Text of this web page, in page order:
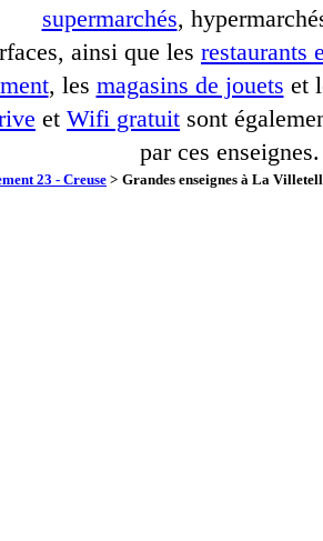
supermarchés,
ainsi que les restaurants
, les magasins de jouets et
et Wifi gratuit sont
par ces enseignes.
23 - Creuse > Grandes enseignes à La